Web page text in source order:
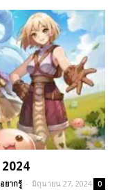
ยากรู้ - มิถุนายน 27, 2024 0